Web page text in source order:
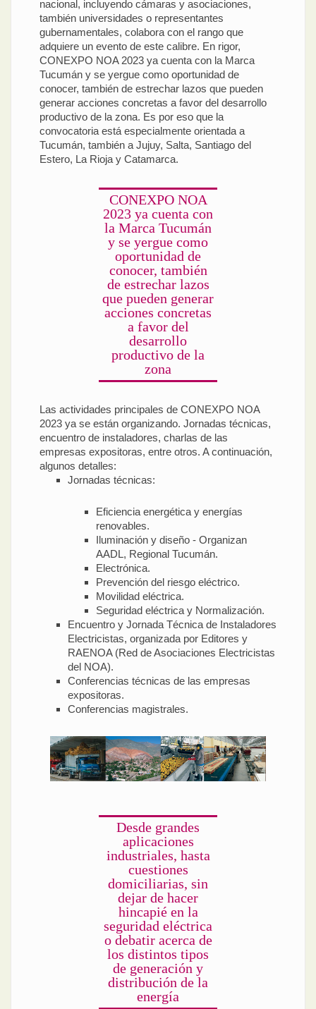
nacional, incluyendo cámaras y asociaciones,
también universidades o representantes
gubernamentales, colabora con el rango que
adquiere un evento de este calibre. En rigor,
CONEXPO NOA 2023 ya cuenta con la Marca
Tucumán y se yergue como oportunidad de
conocer, también de estrechar lazos que pueden
generar acciones concretas a favor del desarrollo
productivo de la zona. Es por eso que la
convocatoria está especialmente orientada a
Tucumán, también a Jujuy, Salta, Santiago del
Estero, La Rioja y Catamarca.
CONEXPO NOA
2023 ya cuenta con
la Marca Tucumán
y se yergue como
oportunidad de
conocer, también
de estrechar lazos
que pueden generar
acciones concretas
a favor del
desarrollo
productivo de la
zona
Las actividades principales de CONEXPO NOA
2023 ya se están organizando. Jornadas técnicas,
encuentro de instaladores, charlas de las
empresas expositoras, entre otros. A continuación,
algunos detalles:
Jornadas técnicas:
Eficiencia energética y energías
renovables.
Iluminación y diseño - Organizan
AADL, Regional Tucumán.
Electrónica.
Prevención del riesgo eléctrico.
Movilidad eléctrica.
Seguridad eléctrica y Normalización.
Encuentro y Jornada Técnica de Instaladores
Electricistas, organizada por Editores y
RAENOA (Red de Asociaciones Electricistas
del NOA).
Conferencias técnicas de las empresas
expositoras.
Conferencias magistrales.
Desde grandes
aplicaciones
industriales, hasta
cuestiones
domiciliarias, sin
dejar de hacer
hincapié en la
seguridad eléctrica
o debatir acerca de
los distintos tipos
de generación y
distribución de la
energía